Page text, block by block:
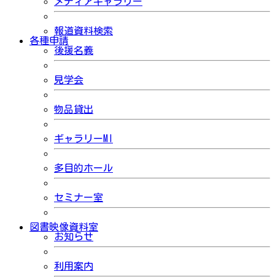
報道資料検索
各種申請
後援名義
見学会
物品貸出
ギャラリーMI
多目的ホール
セミナー室
図書映像資料室
お知らせ
利用案内